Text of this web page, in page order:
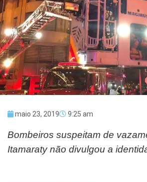
maio 23, 2019 9:25 am
Bombeiros suspeitam de
Itamaraty não divulgou a